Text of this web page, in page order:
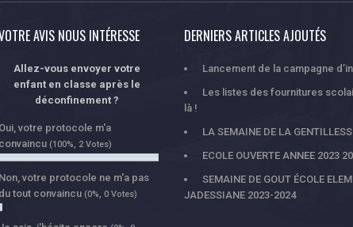
AVIS NOUS INTÉRESSE
Allez-vous envoyer votre
enfant en classe après le
déconfinement ?
Oui, votre protocole m'a
convaincu (100%, 2 Votes)
Non, votre protocole ne m'a pas
du tout convaincu (0%, 0 Votes)
DERNIERS ARTICLES AJOUTÉS
Lancement de la campagne
Les listes des fournitures
là !
LA SEMAINE DE LA
ECOLE OUVERTE ANNEE 2023
SEMAINE DE GOUT ÉCOLE
JADESSIANE 2023-2024